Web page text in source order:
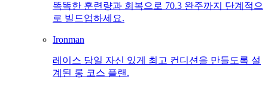
똑똑한 훈련량과 회복으로 70.3 완주까지 단계적으
로 빌드업하세요.
Ironman
레이스 당일 자신 있게 최고 컨디션을 만들도록 설
계된 롱 코스 플랜.